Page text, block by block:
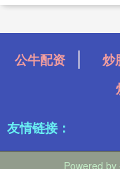
公牛配资 炒
友情链接：
Powered by